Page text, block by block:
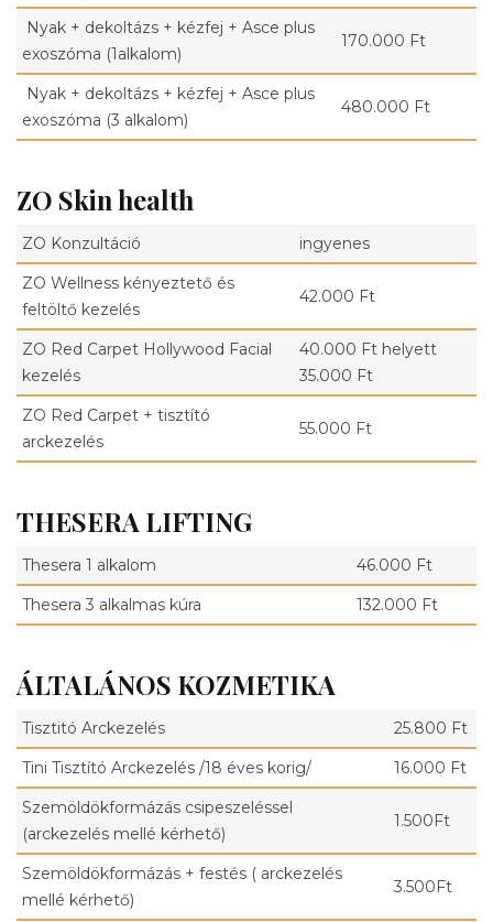
Nyak + dekoltázs + kézfej + Asce plus
exoszóma (1alkalom)
170.000 Ft
Nyak + dekoltázs + kézfej + Asce plus
exoszóma (3 alkalom)
480.000 Ft
ZO Skin health
ZO Konzultáció
ingyenes
ZO Wellness kényeztető és
feltöltő kezelés
42.000 Ft
ZO Red Carpet Hollywood Facial
kezelés
40.000 Ft helyett
35.000 Ft
ZO Red Carpet + tisztító
arckezelés
55.000 Ft
THESERA LIFTING
Thesera 1 alkalom
46.000 Ft
Thesera 3 alkalmas kúra
132.000 Ft
ÁLTALÁNOS KOZMETIKA
Tisztitó Arckezelés
25.800 Ft
Tini Tisztító Arckezelés /18 éves korig/
16.000 Ft
Szemöldökformázás csipeszeléssel
(arckezelés mellé kérhető)
1.500Ft
Szemöldökformázás + festés ( arckezelés
mellé kérhető)
3.500Ft